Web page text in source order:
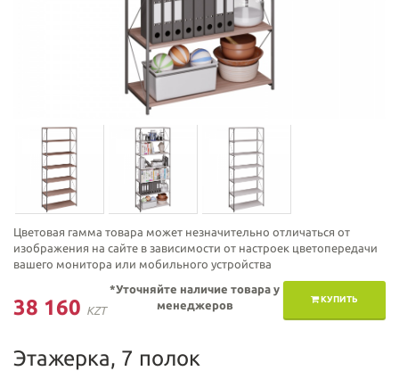
Цветовая гамма товара может незначительно отличаться от
изображения на сайте в зависимости от настроек цветопередачи
вашего монитора или мобильного устройства
38 160 KZT
КУПИТЬ
*Уточняйте наличие товара у
менеджеров
Этажерка, 7 полок